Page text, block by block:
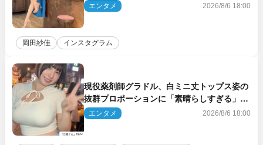
エンタメ 2026/8/6 18:00
岡田紗佳 インスタグラム
現役薬剤師グラドル、白ミニ丈トップス姿の
抜群プロポーションに「素晴らしすぎる」
「すっっっご！」とネット絶賛
エンタメ 2026/8/6 18:00